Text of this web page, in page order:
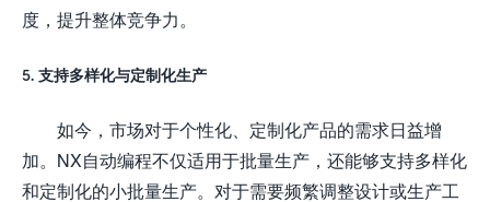
度，提升整体竞争力。
5. 支持多样化与定制化生产
如今，市场对于个性化、定制化产品的需求日益增
加。NX自动编程不仅适用于批量生产，还能够支持多样化
和定制化的小批量生产。对于需要频繁调整设计或生产工